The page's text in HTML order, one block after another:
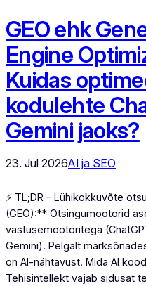
GEO ehk
Engine
Kuidas
kodulehte
Gemini jaoks?
23. Jul 2026AI ja SEO
⚡ TL;DR – Lühikokkuvõte
(GEO):** Otsingumootorid
vastusemootoritega
Gemini). Pelgalt
on AI-nähtavust. Mida AI
Tehisintellekt vajab sidusat